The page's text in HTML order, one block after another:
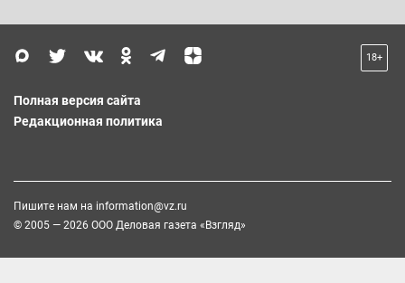
18+
Полная версия сайта
Редакционная политика
Пишите нам на information@vz.ru
© 2005 — 2026 ООО Деловая газета «Взгляд»